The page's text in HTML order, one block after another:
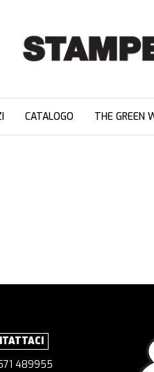
CATALOGO THE GREEN
489955